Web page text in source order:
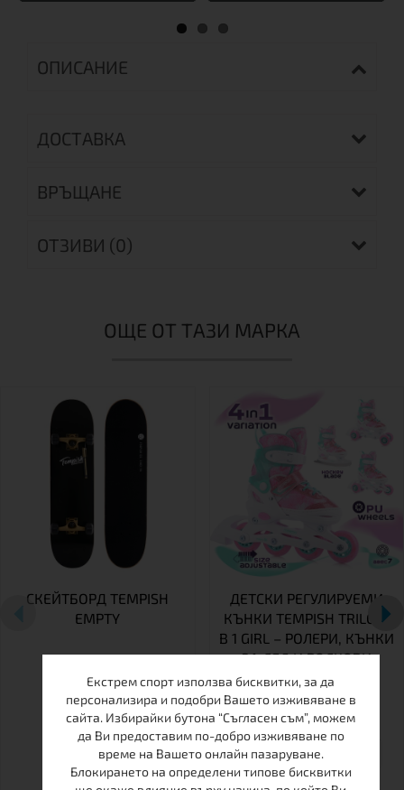
ОПИСАНИЕ
ДОСТАВКА
ВРЪЩАНЕ
ОТЗИВИ (0)
ОЩЕ ОТ ТАЗИ МАРКА
СКЕЙТБОРД TEMPISH
EMPTY
ДЕТСКИ РЕГУЛИРУЕМИ
КЪНКИ TEMPISH TRILO 4
В 1 GIRL – РОЛЕРИ, КЪНКИ
ЗА ЛЕД И РОЛКОВИ
КЪНКИ В ЕДНО
26-29 30-33
Екстрем спорт използва бисквитки, за да
персонализира и подобри Вашето изживяване в
сайта. Избирайки бутона “Съгласен съм”, можем
да Ви предоставим по-добро изживяване по
време на Вашето онлайн пазаруване.
Блокирането на определени типове бисквитки